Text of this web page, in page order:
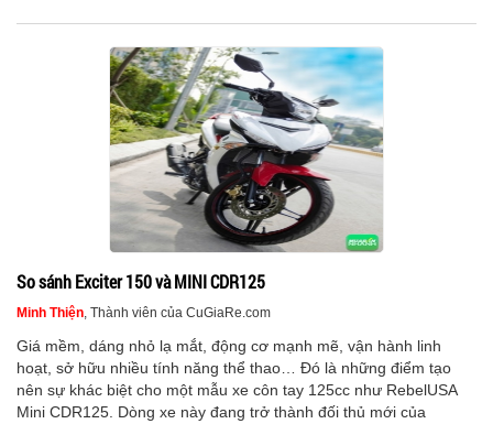
So sánh Exciter 150 và MINI CDR125
Minh Thiện, Thành viên của CuGiaRe.com
Giá mềm, dáng nhỏ lạ mắt, động cơ mạnh mẽ, vận hành linh
hoạt, sở hữu nhiều tính năng thể thao… Đó là những điểm tạo
nên sự khác biệt cho một mẫu xe côn tay 125cc như RebelUSA
Mini CDR125. Dòng xe này đang trở thành đối thủ mới của